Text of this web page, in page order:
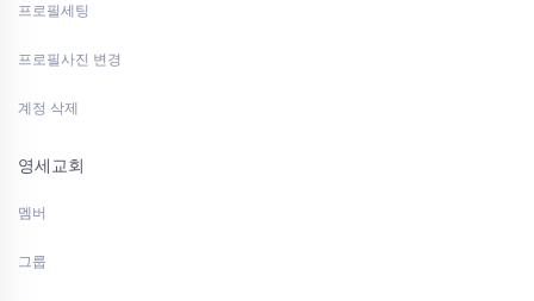
프로필세팅
프로필사진 변경
계정 삭제
영세교회
멤버
그룹